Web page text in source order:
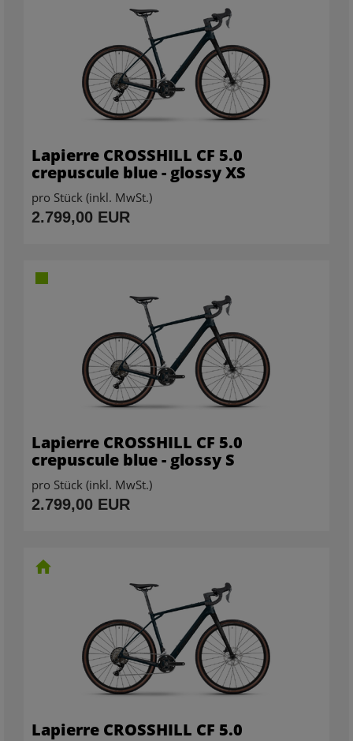
Lapierre CROSSHILL CF 5.0
crepuscule blue - glossy XS
pro Stück (inkl. MwSt.)
2.799,00 EUR
Lapierre CROSSHILL CF 5.0
crepuscule blue - glossy S
pro Stück (inkl. MwSt.)
2.799,00 EUR
Lapierre CROSSHILL CF 5.0